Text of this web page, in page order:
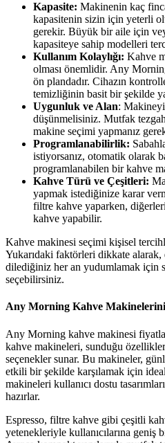
Kapasite: Makinenin kaç
kapasitenin sizin için yeterli
gerekir. Büyük bir aile için
kapasiteye sahip modelleri
Kullanım Kolaylığı: Kahve
olması önemlidir. Any
ön plandadır. Cihazın
temizliğinin basit bir şekilde
Uygunluk ve Alan: Makineyi
düşünmelisiniz. Mutfak
makine seçimi yapmanız
Programlanabilirlik:
istiyorsanız, otomatik olarak
programlanabilen bir kahve
Kahve Türü ve Çeşitleri:
yapmak istediğinize karar
filtre kahve yaparken,
kahve yapabilir.
Kahve makinesi seçimi kişisel
Yukarıdaki faktörleri dikkate
dilediğiniz her an yudumlamak için
seçebilirsiniz.
Any Morning Kahve
Any Morning kahve makinesi
kahve makineleri, sunduğu
seçenekler sunar. Bu makineler,
etkili bir şekilde karşılamak için
makineleri kullanıcı dostu
hazırlar.
Espresso, filtre kahve gibi çeşitli
yetenekleriyle kullanıcılarına geniş